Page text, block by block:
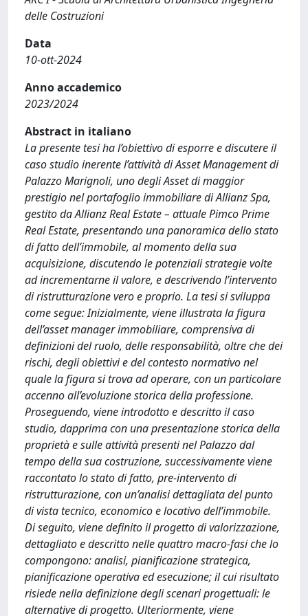
delle Costruzioni
Data
10-ott-2024
Anno accademico
2023/2024
Abstract in italiano
La presente tesi ha l’obiettivo di esporre e discutere il
caso studio inerente l’attività di Asset Management di
Palazzo Marignoli, uno degli Asset di maggior
prestigio nel portafoglio immobiliare di Allianz Spa,
gestito da Allianz Real Estate – attuale Pimco Prime
Real Estate, presentando una panoramica dello stato
di fatto dell’immobile, al momento della sua
acquisizione, discutendo le potenziali strategie volte
ad incrementarne il valore, e descrivendo l’intervento
di ristrutturazione vero e proprio. La tesi si sviluppa
come segue: Inizialmente, viene illustrata la figura
dell’asset manager immobiliare, comprensiva di
definizioni del ruolo, delle responsabilità, oltre che dei
rischi, degli obiettivi e del contesto normativo nel
quale la figura si trova ad operare, con un particolare
accenno all’evoluzione storica della professione.
Proseguendo, viene introdotto e descritto il caso
studio, dapprima con una presentazione storica della
proprietà e sulle attività presenti nel Palazzo dal
tempo della sua costruzione, successivamente viene
raccontato lo stato di fatto, pre-intervento di
ristrutturazione, con un’analisi dettagliata del punto
di vista tecnico, economico e locativo dell’immobile.
Di seguito, viene definito il progetto di valorizzazione,
dettagliato e descritto nelle quattro macro-fasi che lo
compongono: analisi, pianificazione strategica,
pianificazione operativa ed esecuzione; il cui risultato
risiede nella definizione degli scenari progettuali: le
alternative di progetto. Ulteriormente, viene